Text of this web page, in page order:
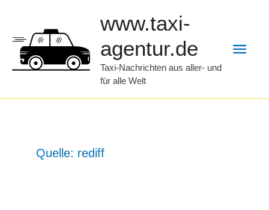
springen
www.taxi-
agentur.de
Taxi-Nachrichten aus aller- und
für alle Welt
Quelle: rediff